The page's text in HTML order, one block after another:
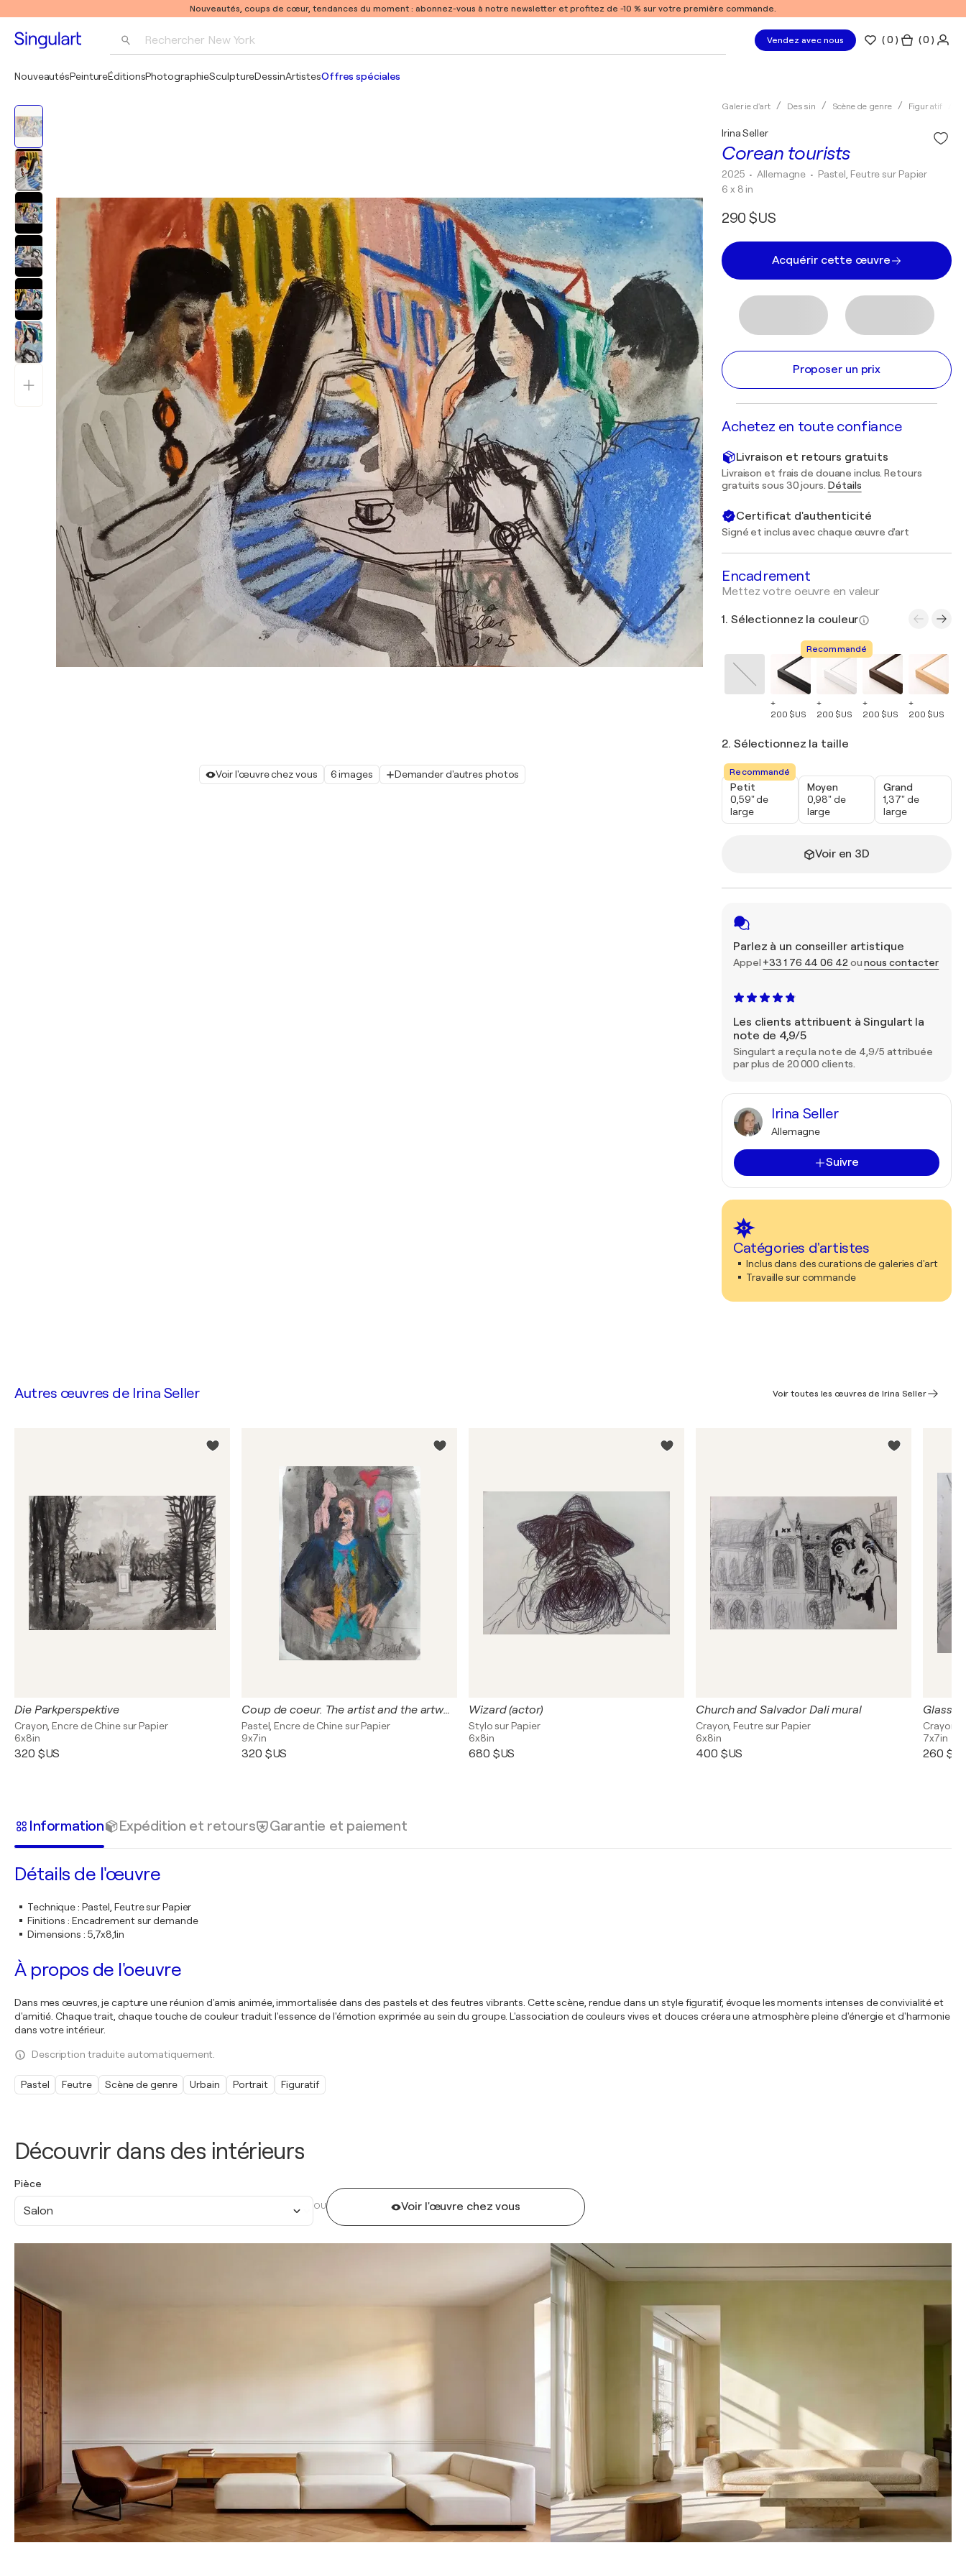
Nouveautés, coups de cœur, tendances du moment : abonnez-vous à notre newsletter et profitez de -10 % sur votre première commande.
Rechercher New York Vendez avec nous (0 ) ( 0 )
NouveautésPeintureÉditionsPhotographieSculptureDessinArtistesOffres spéciales
Voir l'œuvre chez vous 6 images Demander d'autres photos
Galerie d'art Dessin Scène de genre Figuratif
Corean tourists
Irina Seller
2025 • Allemagne • Pastel, Feutre sur Papier
6 x 8 in
290 $US
Acquérir cette œuvre
Proposer un prix
Achetez en toute confiance
Livraison et retours gratuits
Livraison et frais de douane inclus. Retours
gratuits sous 30 jours. Détails
Certificat d'authenticité
Signé et inclus avec chaque œuvre d'art
Encadrement
Mettez votre oeuvre en valeur
1. Sélectionnez la couleur
+
200 $US
Recommandé
+
200 $US
+
200 $US
+
200 $US
2. Sélectionnez la taille
Recommandé
Petit
0,59" de
large
Moyen
0,98" de
large
Grand
1,37" de
large
Voir en 3D
Parlez à un conseiller artistique
Appel +33 1 76 44 06 42 ounous contacter
Les clients attribuent à Singulart la
note de 4,9/5
Singulart a reçu la note de 4,9/5 attribuée
par plus de 20 000 clients.
Irina Seller
Allemagne
Suivre
Catégories d'artistes
Inclus dans des curations de galeries d'art
Travaille sur commande
Découvrir dans des intérieurs
Pièce
Salon OU Voir l'œuvre chez vous
Autres œuvres de Irina Seller Voir toutes les œuvres de Irina Seller
Die Parkperspektive
Crayon, Encre de Chine sur Papier
6x8in
320 $US
Coup de coeur. The artist and the artwork
Pastel, Encre de Chine sur Papier
9x7in
320 $US
Wizard (actor)
Stylo sur Papier
6x8in
680 $US
Church and Salvador Dali mural
Crayon, Feutre sur Papier
6x8in
400 $US
Glass
Crayon
7x7in
260
Information Expédition et retours Garantie et paiement
Détails de l'œuvre
Technique: Pastel, Feutre sur Papier
Finitions : Encadrement sur demande
Dimensions : 5,7x8,1in
À propos de l'oeuvre
Dans mes œuvres, je capture une réunion d'amis animée, immortalisée dans des pastels et des feutres vibrants. Cette scène, rendue dans un style figuratif, évoque les moments intenses de convivialité et
d'amitié. Chaque trait, chaque touche de couleur traduit l'essence de l'émotion exprimée au sein du groupe. L'association de couleurs vives et douces créera une atmosphère pleine d'énergie et d'harmonie
dans votre intérieur.
Description traduite automatiquement.
Pastel Feutre Scène de genre Urbain Portrait Figuratif